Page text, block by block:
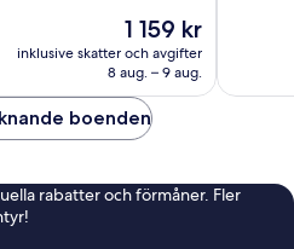
Priset
1 159 kr
1 159 kr
inklusive skatter och avgifter
8 aug. – 9 aug.
boenden
rabatter och förmåner. Fler